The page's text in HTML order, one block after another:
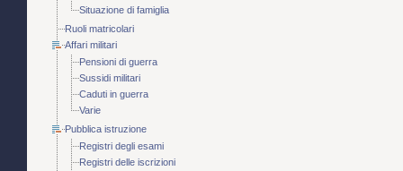
Situazione di famiglia
Ruoli matricolari
Affari militari
Pensioni di guerra
Sussidi militari
Caduti in guerra
Varie
Pubblica istruzione
Registri degli esami
Registri delle iscrizioni